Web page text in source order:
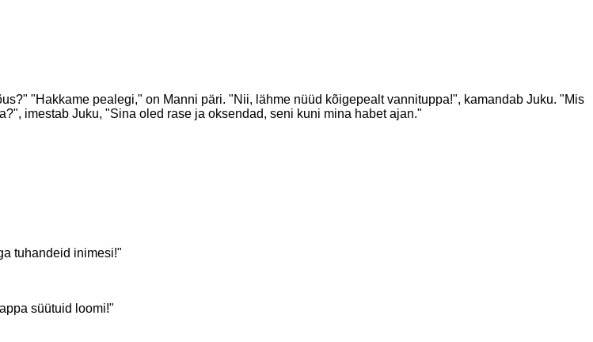
"Hakkame pealegi," on Manni päri. "Nii, lähme nüüd kõigepealt vannituppa!", kamandab Juku. "Mis
imestab Juku, "Sina oled rase ja oksendad, seni kuni mina habet ajan."
tuhandeid inimesi!"
süütuid loomi!"